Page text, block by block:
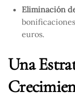
Eliminación
euros.
Una